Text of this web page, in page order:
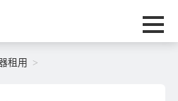
租用